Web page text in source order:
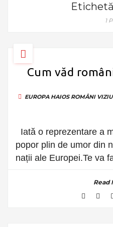
1
Cum văd
EUROPA HAIOS ROMÂNI
Iată o reprezentare a
popor plin de umor din
nații ale Europei.Te va
Read